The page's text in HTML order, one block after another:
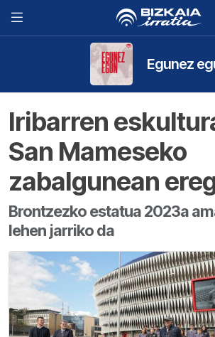
Egunez
Iribarren
San Mameseko
zabalgunean
Brontzezko estatua 2023a
lehen jarriko da